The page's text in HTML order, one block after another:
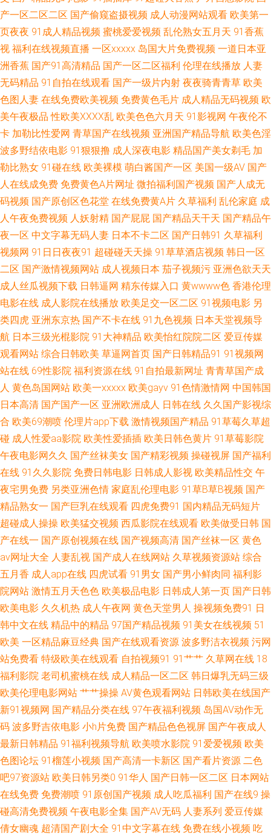
先锋女人成人 91黑丝美女诱惑 97午夜啪啪视频 超碰在线人人看 国产日逼免
费视频 久久视频老司机 欧美黑人大吊视频 日韩TVA级片 少妇午夜电影 香蕉
视频网址 91小视频性生活 肏屄视频福利社 豆花吃瓜 国产人妖网站 久久精品
人人妻 欧美变态一区 日韩欧美色色 香蕉视频黄在线 91福利在线观看 av亚洲
东方 国产簧片网址 极品色导航 美女做爱视频久久 人摸人人超碰日本 日韩一
级免费观看 亚洲黄色官网 91视频第十页 超碰碰影院 国产网络自拍 久久依人
精品综合 欧美性天天操 日韩av社区 偷窥自拍五月天 亚洲影院午夜影院 97超
碰热线 肏屄视频软件下载 国产天天综合网 久久人人天天超碰 97窝窝福利 91
操黑丝 av福利区 国产合集 加勒比宅男天堂 欧美色图网站名称 三级网站大全
香蕉黄色片 91黄频 超碰在线98草 久草福利资源在线 欧洲免费三级片 视频网
站18污 亚洲午夜激情网站 97超碰超碰在线 超碰人人草73 国产黑丝97 九九
大香蕉 欧美做爱精品 色色欧美男人天堂 亚洲色中色电网站 91茄子 www激
情五月 国产日韩综合三区 久久五月大香蕉 欧美性爱天天影院 三级午夜在线
久 婷婷综合色色网 伊人成人999 91婷婷射 超碰玖玖 国产自拍第六页 美女抠
逼自拍 日本不卡一三区 婷婷成人伊人网 91传媒熊猫 a片三级片 久草资源福
利在线 欧美性爱伊人 天天操天天添 91海角 av资源网站搜索 国产成人午夜福
利 久久大香蕉伊人 青青草视频 婷婷成人网导航 中文字幕国产主播 97人人舔
成人视频香蕉 久草视频国产 人妻久久精品成人 午夜成人色网 91秘密入口 成
人午夜剧场av 九九视频在线 欧美性爱日本 婷婷午夜 91双飞在线 丰满人妻影
片 久久国产精品 人妻69麻豆 天天天天操 在线播放黑丝91 97福利导航 成人
AV久人亚洲 国产足交网站 老湿机69福利社 日韩三级欧美三级 91蜜桃臀 超
碰老湿机 韩国性爱网 欧美日韩肏屄 色爺爺网站视频 综合网爱豆 AV无码福利
国产第一页影院 蜜芽淫秽网 色色资源战 伊人网成人在线 99狼友视频 国产不
卡1 老司机午夜成人 日韩乱轮网站 亚洲天堂在线视频 99超碰精品 豆花社区
视频 久久青青视频 日本A片色情网站 亚洲性爱欧美色图 97人人在线 丁香五
月影院 精品呦呦呦 人妖av 香蕉视频黄 91视频工厂 丰满人妻一区二区 久久
产一区二区二区 国产偷窥盗摄视频 成人动漫网站观看 欧美第一
页夜夜 91成人精品视频 蜜桃爱爱视频 乱伦熟女五月天 91香蕉
视 福利在线视频直播 一区xxxxx 岛国大片免费视频 一道日本亚
洲香蕉 国产91高清精品 国产一区二区福利 伦理在线播放 人妻
无码精品 91自拍在线观看 国产一级片内射 夜夜骑青青草 欧美
色图人妻 在线免费欧美视频 免费黄色毛片 成人精品无码视频 欧
美午夜极品 性欧美ⅩⅩⅩⅩ乱 欧美色色六月天 91影视网 午夜伦不
卡 加勒比性爱网 青草国产在线视频 亚洲国产精品导航 欧美色淫
波多野结依电影 91狠狠撸 成人深夜电影 精品国产美女剃毛 加
勒比熟女 91碰在线 欧美裸模 萌白酱国产一区 美国一级AV 国产
人在线成免费 免费黄色A片网址 微拍福利国产视频 国产人成无
码视频 国产原创区色花堂 在线免费黄A片 久草福利 乱伦家庭 成
人午夜免费视频 人妖射精 国产屁屁 国产精品天干天 国产精品午
夜一区 中文字幕无码人妻 日本不卡二区 国产日韩91 久草福利
视频网 91日日夜夜91 超碰碰天天操 91草草酒店视频 韩日一区
二区 国产激情视频网站 成人视频日本 茄子视频污 亚洲色欲天天
成人丝瓜视频下载 日韩逼网 精东传媒入口 黄wwww色 香港伦理
电影在线 成人影院在线播放 欧美足交一区二区 91视频电影 另
类四虎 亚洲东京热 国产不卡在线 91九色视频 日本天堂视频导
航 日本三级光棍影院 91大神精品 欧美怡红院院二区 爱豆传媒
观看网站 综合日韩欧美 草逼网首页 国产日韩精品91 91视频网
站在线 69性影院 福利资源在线 91自拍最新网址 青青草国产成
人 黄色岛国网站 欧美一xxxxx 欧美gayv 91色情激情网 中国韩国
日本高清 国产国产一区 亚洲欧洲成人 日韩在线 久久国产影视综
合 欧美69潮喷 伦理片app下载 激情视频国产精品 91草莓久草超
碰 成人性爱aa影院 欧美性爱插插 欧美日韩色黄片 91草莓影院
午夜电影网久久 国产丝袜美女 国产精彩视频 操碰视屏 国产福利
在线 91久久影院 免费日韩电影 日韩成人影视 欧美精品性交 午
夜宅男免费 另类亚洲色情 家庭乱伦理电影 91草B草B视频 国产
精品熟女一 国产巨乳在线观看 四虎免费91 国内精品无码短片
超碰成人操操 欧美猛交视频 西瓜影院在线观看 欧美做受日韩 国
产在线一 国产原创视频在线 国产视频高清 国产丝袜一区 黄色
av网址大全 人妻乱视 国产成人在线网站 久草视频资源站 综合
五月香 成人app在线 四虎试看 91男女 国产男小鲜肉同 福利影
院网站 激情五月天色色 欧美极品电影 日韩成人第一页 国产日韩
欧美电影 久久机热 成人午夜网 黄色天堂男人 操视频免费91 日
韩中文在线 精品中的精品 97国产精品视频 91美女在线视频 51
欧美 一区精品麻豆经典 国产在线观看资源 波多野洁衣视频 污网
站免费看 特级欧美在线观看 自拍视频91 91艹艹 久草网在线 18
福利影院 老司机蜜桃在线 成人精品一区二区 韩日爆乳无码三级
欧美伦理电影网站 艹艹操操 AV黄色观看网站 日韩欧美在线国产
新91视频网 国产精品分类在线 97午夜福利视频 岛国AV动作无
码 波多野吉依电影 小h片免费 国产精品色色视屏 国产午夜成人
最新日韩精品 91福利视频导航 欧美喷水影院 91爱爱视频 欧美
色图论坛 91榴莲小视频 国产高清一卡新区 国产看片资源 二色
吧97资源站 欧美日韩另类0 91华人 国产日韩一区二区 日本网站
在线免费 免费潮喷 91原创国产视频 成人吃瓜福利 国产在线9 操
碰高清免费视频 午夜电影全集 国产AV无码 人妻系列 爱豆传媒
倩女幽魂 超清国产剧大全 91中文字幕在线 免费在线小视频 吃